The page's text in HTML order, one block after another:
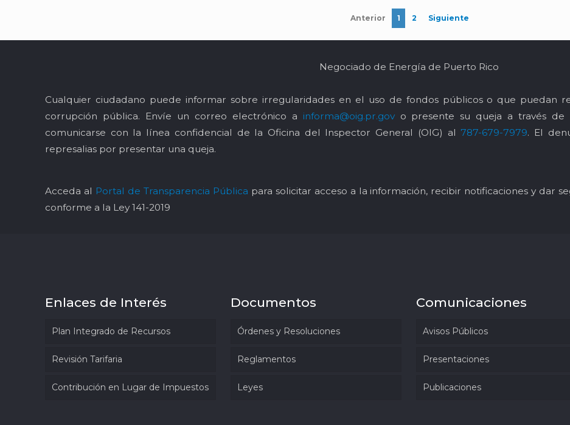
Anterior 1 2 Siguiente
Negociado de Energía de Puerto Rico
Cualquier ciudadano puede informar sobre irregularidades en el uso de fondos públicos o que puedan
corrupción pública. Envíe un correo electrónico a informa@oig.pr.govo presente su queja a través de
comunicarse con la línea confidencial de la Oficina del Inspector General (OIG) al 787-679-7979. El
represalias por presentar una queja.
Acceda al Portal de Transparencia Pública para solicitar acceso a la información, recibir notificaciones y dar
conforme a la Ley 141-2019
Enlaces de Interés
Plan Integrado de Recursos
Revisión Tarifaria
Contribución en Lugar de Impuestos
Documentos
Órdenes y Resoluciones
Reglamentos
Leyes
Comunicaciones
Avisos Públicos
Presentaciones
Publicaciones